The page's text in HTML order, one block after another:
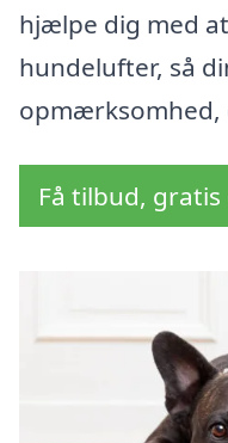
hjælpe dig med
hundelufter, så
opmærksomhed,
Få tilbud,